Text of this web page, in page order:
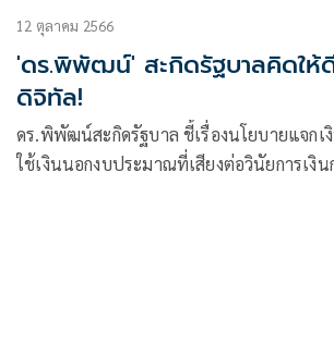
12 ตุลาคม 2566
'ดร.พิพัฒน์' สะกิดรัฐบาลคิดให้
ดิจิทัล!
ดร.พิพัฒน์สะกิดรัฐบาล ชี้เรื่องนโยบายแจกเ
ใช้เงินนอกงบประมาณที่เสียงต่อวินัยการเงิน